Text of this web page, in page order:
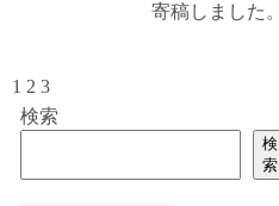
寄稿しました。
1 2 3
検索
検
索